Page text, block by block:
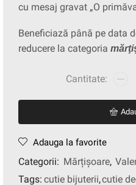
cu mesaj gravat „O
Beneficiază până pe data
reducere la categoria
Adauga la favorite
Categorii: Mărțișoare,
Tags: cutie bijuterii,cutie